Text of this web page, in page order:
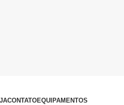
CONTATOEQUIPAMENTOS